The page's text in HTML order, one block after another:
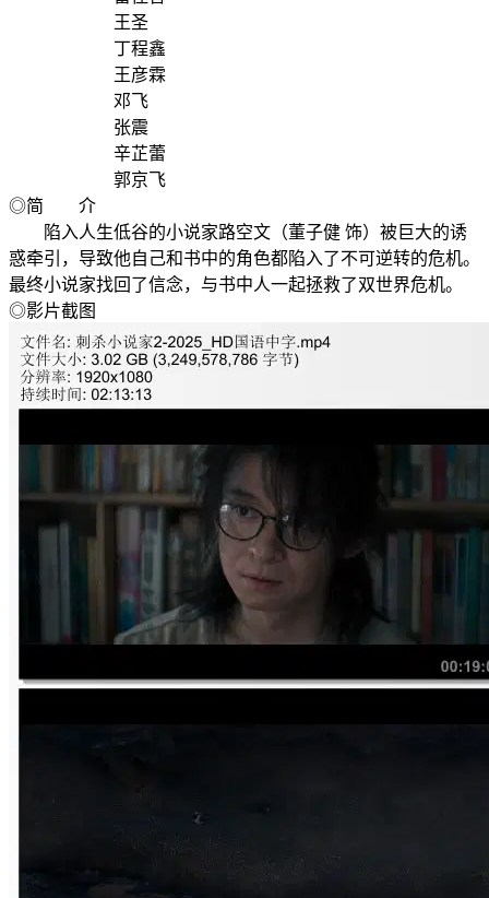
王圣
丁程鑫
王彦霖
邓飞
张震
辛芷蕾
郭京飞
◎简 介
陷入人生低谷的小说家路空文（董子健 饰）被巨大的诱
惑牵引，导致他自己和书中的角色都陷入了不可逆转的危机。
最终小说家找回了信念，与书中人一起拯救了双世界危机。
◎影片截图